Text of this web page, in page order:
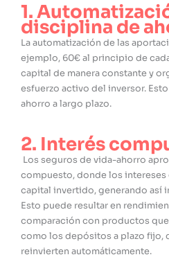
1.
disciplina de
La automatización de las
ejemplo, 60€ al principio de
capital de manera constante y
esfuerzo activo del inversor.
ahorro a largo plazo.
2. Interés
Los seguros de vida-ahorro
compuesto, donde los intereses
capital invertido, generando así
Esto puede resultar en
comparación con productos
como los depósitos a plazo fijo,
reinvierten automáticamente.